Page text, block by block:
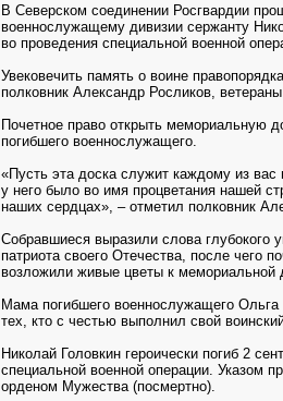
В Северском соединении Росгвардии
военнослужащему дивизии сержанту
во проведенияспециальной военной
Увековечить память о воине
полковник Александр Росликов,
Почетное право открыть мемориальную
погибшего военнослужащего.
«Пусть эта доска служит каждому из
у него было во имя процветания нашей
наших сердцах», – отметил полковник
Собравшиеся выразили слова
патриота своего Отечества, после чего
возложили живые цветы к мемориальной
Мама погибшего военнослужащего Ольга
тех, кто с честью выполнил свой
Николай Головкин героически погиб 2
специальной военной операции. Указом
орденом Мужества (посмертно).